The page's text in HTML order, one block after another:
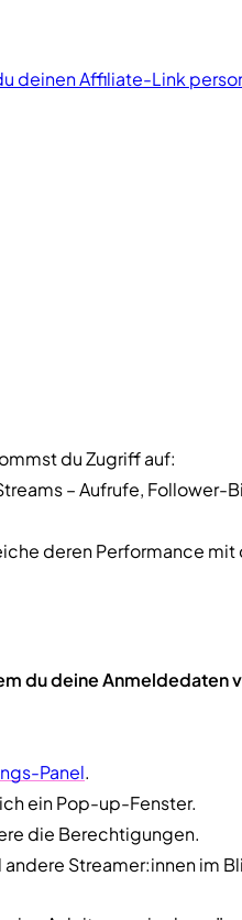
deinen Affiliate-Link
du Zugriff auf:
– Aufrufe, Follower-
deren Performance mit
du deine Anmeldedaten
Panel.
ein Pop-up-Fenster.
die Berechtigungen.
Streamer:innen im